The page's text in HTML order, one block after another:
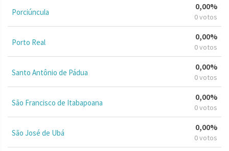
Porciúncula
0,00%
0 votos
Porto Real
0,00%
0 votos
Santo Antônio de Pádua
0,00%
0 votos
São Francisco de Itabapoana
0,00%
0 votos
São José de Ubá
0,00%
0 votos